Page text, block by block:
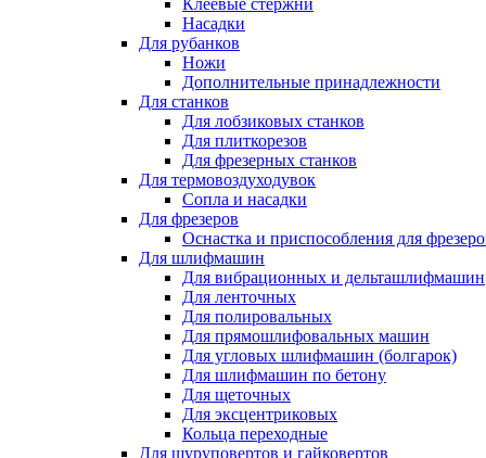
Клеевые стержни
Насадки
Для рубанков
Ножи
Дополнительные принадлежности
Для станков
Для лобзиковых станков
Для плиткорезов
Для фрезерных станков
Для термовоздуходувок
Сопла и насадки
Для фрезеров
Оснастка и приспособления для
Для шлифмашин
Для вибрационных и дельташлифмашин
Для ленточных
Для полировальных
Для прямошлифовальных машин
Для угловых шлифмашин (болгарок)
Для шлифмашин по бетону
Для щеточных
Для эксцентриковых
Кольца переходные
Для шуруповертов и гайковертов